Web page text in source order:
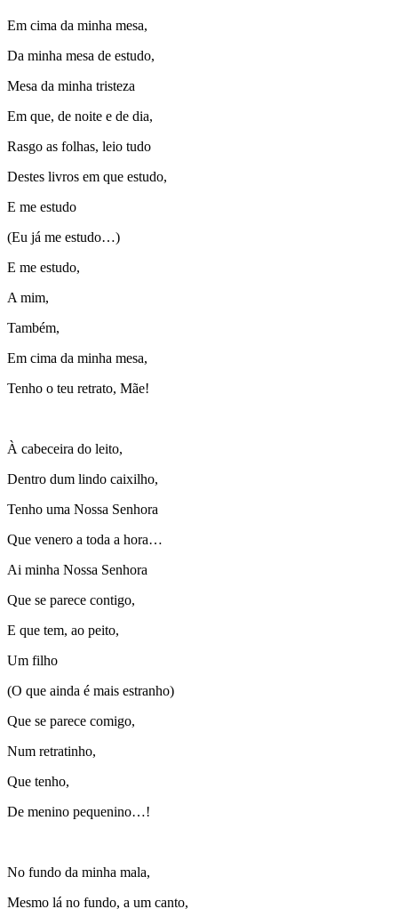
Em cima da minha mesa,
Da minha mesa de estudo,
Mesa da minha tristeza
Em que, de noite e de dia,
Rasgo as folhas, leio tudo
Destes livros em que estudo,
E me estudo
(Eu já me estudo…)
E me estudo,
A mim,
Também,
Em cima da minha mesa,
Tenho o teu retrato, Mãe!
À cabeceira do leito,
Dentro dum lindo caixilho,
Tenho uma Nossa Senhora
Que venero a toda a hora…
Ai minha Nossa Senhora
Que se parece contigo,
E que tem, ao peito,
Um filho
(O que ainda é mais estranho)
Que se parece comigo,
Num retratinho,
Que tenho,
De menino pequenino…!
No fundo da minha mala,
Mesmo lá no fundo, a um canto,